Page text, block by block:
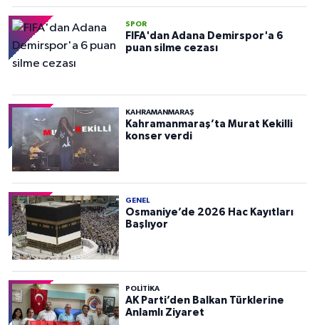
SPOR
FIFA'dan Adana Demirspor'a 6
puan silme cezası
KAHRAMANMARAŞ
Kahramanmaraş’ta Murat Kekilli
konser verdi
GENEL
Osmaniye’de 2026 Hac Kayıtları
Başlıyor
POLITIKA
AK Parti’den Balkan Türklerine
Anlamlı Ziyaret